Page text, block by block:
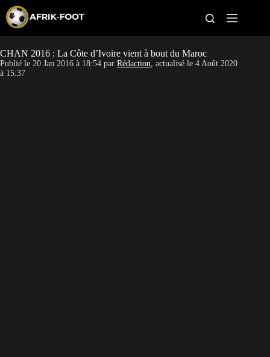
p
o
c
CAN féminine
CHAN 2016 : La Côte d’Ivoire vient à bout du Maroc
Publié le 20 Jan 2016 à 18:54 par Rédaction, actualisé le 4 Août 2020
à 15:37